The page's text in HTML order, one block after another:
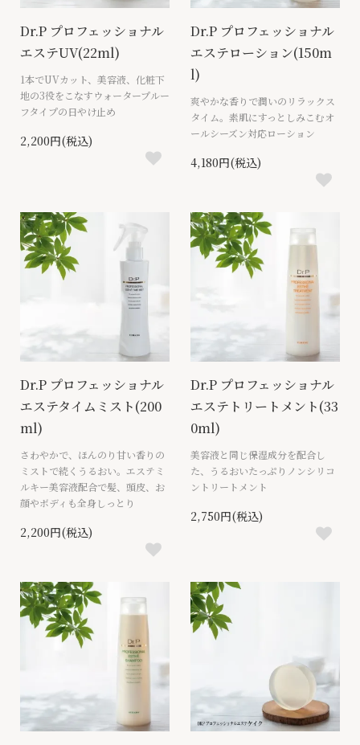
Dr.P プロフェッショナル
エステUV(22ml)
1本でUVカット、美容液、化粧下
地の3役をこなすウォータープルー
フタイプの日やけ止め
2,200円(税込)
Dr.P プロフェッショナル
エステローション(150m
l)
爽やかな香りで潤いのリラックス
タイム。素肌にすっとしみこむオ
ールシーズン対応ローション
4,180円(税込)
Dr.P プロフェッショナル
エステタイムミスト(200
ml)
さわやかで、ほんのり甘い香りの
ミストで続くうるおい。エステミ
ルキー美容液配合で髪、頭皮、お
顔やボディも全身しっとり
2,200円(税込)
Dr.P プロフェッショナル
エステトリートメント(33
0ml)
美容液と同じ保湿成分を配合し
た、うるおいたっぷりノンシリコ
ントリートメント
2,750円(税込)